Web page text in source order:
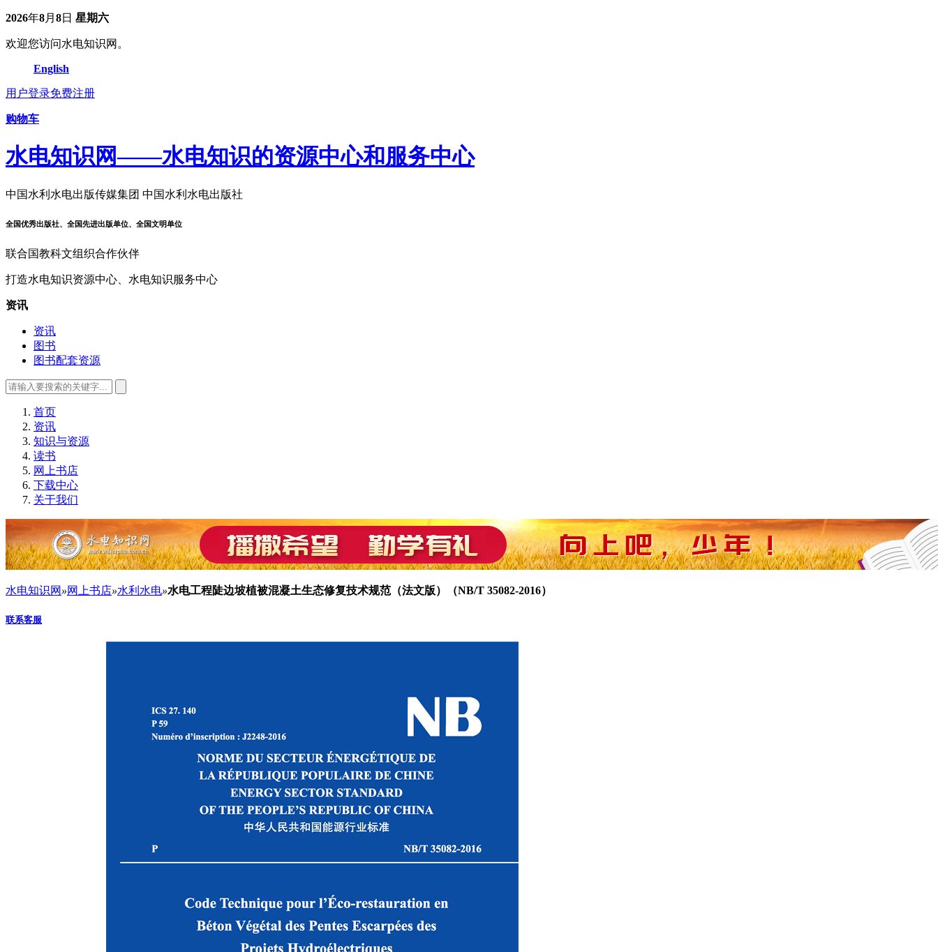
2026年8月 8日 星期六
欢迎您访问水电知识网。
English
用户登录免费注册
购物车
水电知识网——水电知识的资源中心和服务中心
中国水利水电出版传媒集团 中国水利水电出版社
全国优秀出版社、全国先进出版单位、全国文明单位
联合国教科文组织合作伙伴
打造水电知识资源中心、水电知识服务中心
资讯
资讯
图书
图书配套资源
首页
资讯
知识与资源
读书
网上书店
下载中心
关于我们
水电知识网 »网上书店»水利水电»水电工程陡边坡植被混凝土生态修复技术规范（法文版）（NB/T 35082-2016）
联系客服